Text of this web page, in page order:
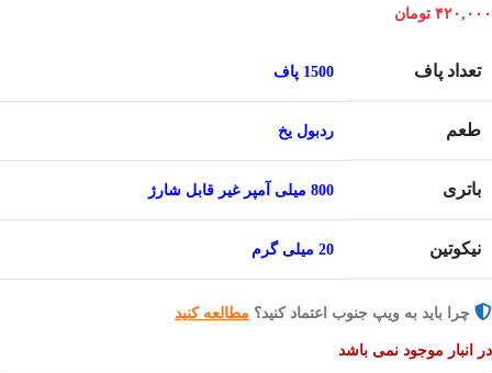
۴۲۰,۰۰۰ تومان
تعداد پاف 1500 پاف
طعم ردبول یخ
باتری 800 میلی آمپر غیر قابل شارژ
نیکوتین 20 میلی گرم
چرا باید به ویپ جنوب اعتماد کنید؟ مطالعه کنید
در انبار موجود نمی باشد